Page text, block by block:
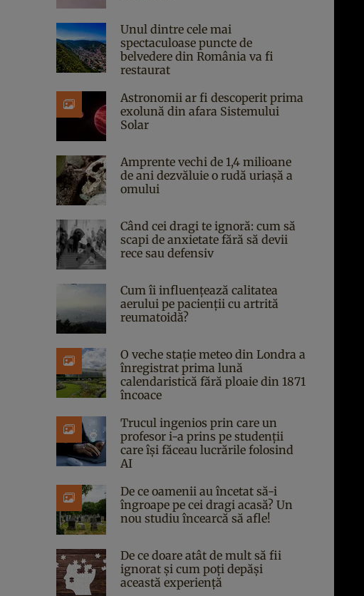
Unul dintre cele mai
spectaculoase puncte de
belvedere din România va fi
restaurat
Astronomii ar fi descoperit prima
exolună din afara Sistemului
Solar
Amprente vechi de 1,4 milioane
de ani dezvăluie o rudă uriașă a
omului
Când cei dragi te ignoră: cum să
scapi de anxietate fără să devii
rece sau defensiv
Cum îi influențează calitatea
aerului pe pacienții cu artrită
reumatoidă?
O veche stație meteo din Londra a
înregistrat prima lună
calendaristică fără ploaie din 1871
încoace
Trucul ingenios prin care un
profesor i-a prins pe studenții
care își făceau lucrările folosind
AI
De ce oamenii au încetat să-i
îngroape pe cei dragi acasă? Un
nou studiu încearcă să afle!
De ce doare atât de mult să fii
ignorat și cum poți depăși
această experiență